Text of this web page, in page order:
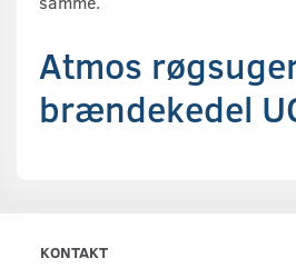
Atmos
brændekedel
KONTAKT